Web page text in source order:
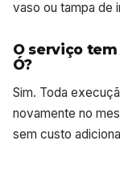
vaso ou tampa de
O serviço tem
Ó?
Sim. Toda
novamente no
sem custo